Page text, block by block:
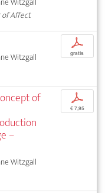
of Affect
Witzgall
p
gratis
of
–
Witzgall
p
€ 7,95